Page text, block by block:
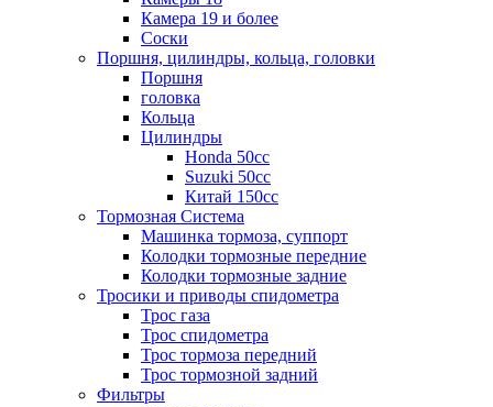
Камера 19 и более
Соски
Поршня, цилиндры, кольца, головки
Поршня
головка
Кольца
Цилиндры
Honda 50сс
Suzuki 50cc
Китай 150сс
Тормозная Система
Машинка тормоза, суппорт
Колодки тормозные передние
Колодки тормозные задние
Тросики и приводы спидометра
Трос газа
Трос спидометра
Трос тормоза передний
Трос тормозной задний
Фильтры